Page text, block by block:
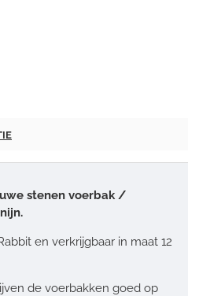
stenen voerbak /
en verkrijgbaar in maat 12
de voerbakken goed op